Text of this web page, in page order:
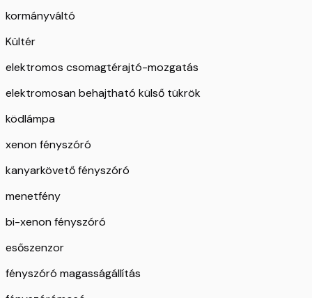
kormányváltó
Kültér
elektromos csomagtérajtó-mozgatás
elektromosan behajtható külső tükrök
ködlámpa
xenon fényszóró
kanyarkövető fényszóró
menetfény
bi-xenon fényszóró
esőszenzor
fényszóró magasságállítás